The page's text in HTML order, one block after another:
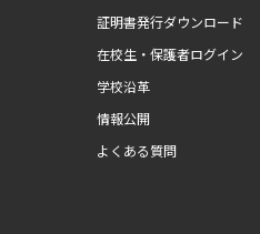
証明書発行ダウンロード
在校生・保護者ログイン
学校沿革
情報公開
よくある質問